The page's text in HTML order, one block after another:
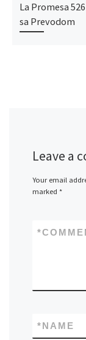
La Promesa
sa Prevodom
Leave a
Your email
marked *
*
NAME
*